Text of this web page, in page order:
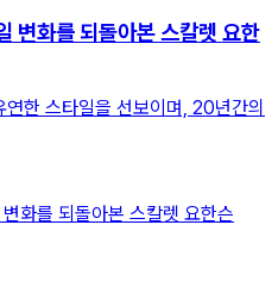
변화를 되돌아본 스칼렛 요한
한 스타일을 선보이며, 20년간의